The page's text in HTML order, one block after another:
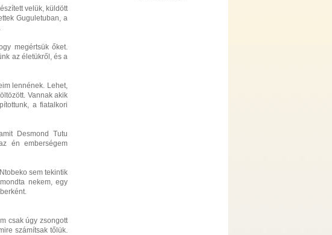
velük, küldött
Guguletuban, a
megértsük őket.
az életükről, és a
lennének. Lehet,
Vannak akik
a fiatalkori
Desmond Tutu
én emberségem
sem tekintik
nekem, egy
csak úgy zsongott
számítsak tőlük.